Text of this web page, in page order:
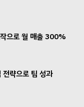
으로 월 매출 300%
략으로 팀 성과